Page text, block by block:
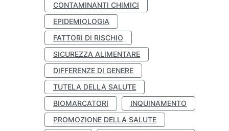
CONTAMINANTI CHIMICI
EPIDEMIOLOGIA
FATTORI DI RISCHIO
SICUREZZA ALIMENTARE
DIFFERENZE DI GENERE
TUTELA DELLA SALUTE
BIOMARCATORI
INQUINAMENTO
PROMOZIONE DELLA SALUTE